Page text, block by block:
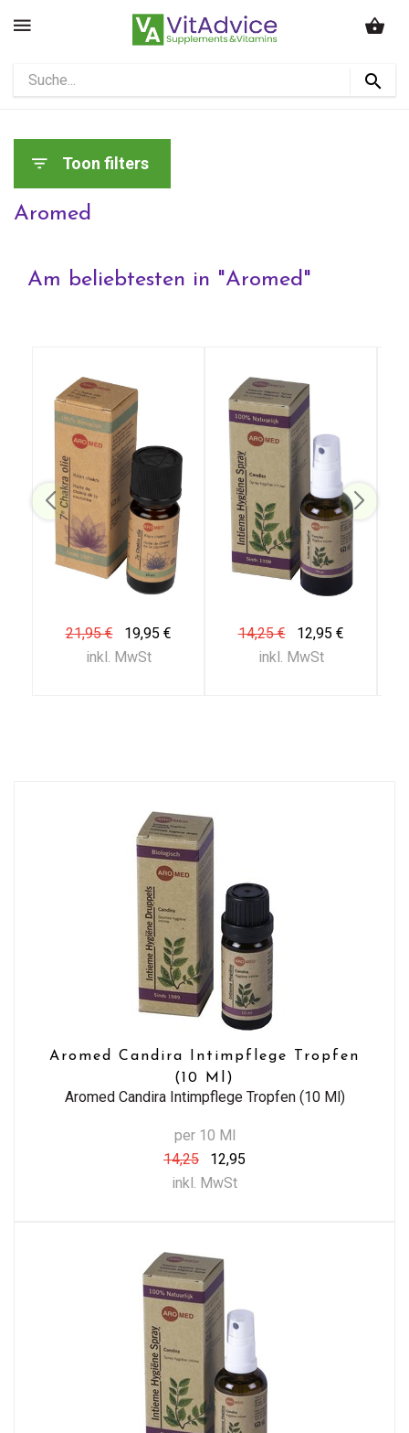
Toon filters
Aromed
Am beliebtesten in "Aromed"
21,95 €
19,95 €
inkl. MwSt
14,25 €
12,95 €
inkl. MwSt
Aromed Candira Intimpflege Tropfen
(10 Ml)
Aromed Candira Intimpflege Tropfen (10 Ml)
per 10 Ml
14,25
12,95
inkl. MwSt